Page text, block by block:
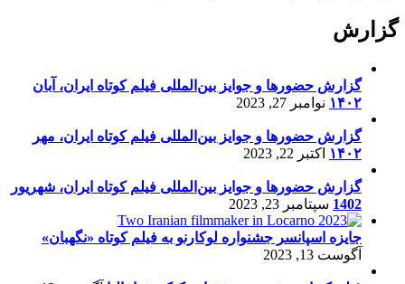
گزارش
گزارش حضورها و جوایز بین‌المللی فیلم کوتاه ایران، آبان
۱۴۰۲ نوامبر 27, 2023
گزارش حضورها و جوایز بین‌المللی فیلم کوتاه ایران، مهر
۱۴۰۲ اکتبر 22, 2023
گزارش حضورها و جوایز بین‌المللی فیلم کوتاه ایران، شهریور
1402 سپتامبر 23, 2023
جایزه اسپانسر جشنواره لوکارنو به فیلم کوتاه «نگهبان»
آگوست 13, 2023